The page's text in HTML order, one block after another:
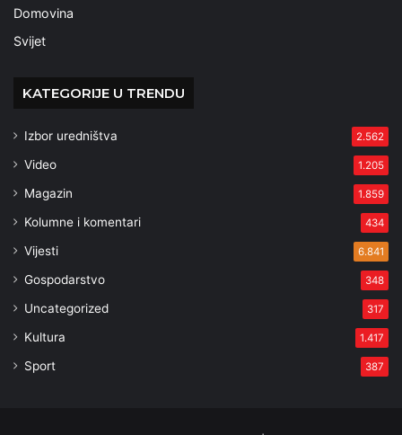
Domovina
Svijet
KATEGORIJE U TRENDU
Izbor uredništva 2.562
Video 1.205
Magazin 1.859
Kolumne i komentari 434
Vijesti 6.841
Gospodarstvo 348
Uncategorized 317
Kultura 1.417
Sport 387